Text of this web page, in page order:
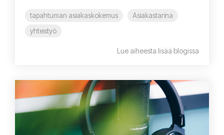
tapahtuman asiakaskokemus
Asiakastarina
yhteistyö
Lue aiheesta lisää blogissa